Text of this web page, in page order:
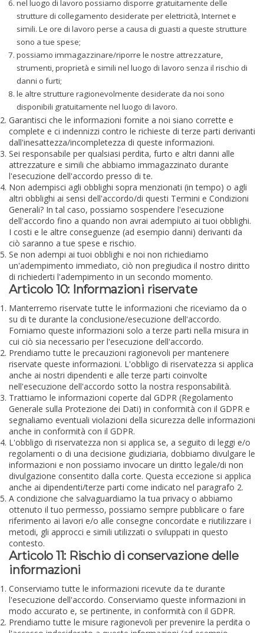
nel luogo di lavoro possiamo disporre gratuitamente delle
strutture di collegamento desiderate per elettricità, Internet e
simili. Le ore di lavoro perse a causa di guasti a queste strutture
sono a tue spese;
possiamo immagazzinare/riporre le nostre attrezzature,
strumenti, proprietà e simili nel luogo di lavoro senza il rischio di
danni o furti;
le altre strutture ragionevolmente desiderate da noi sono
disponibili gratuitamente nel luogo di lavoro.
Garantisci che le informazioni fornite a noi siano corrette e
complete e ci indennizzi contro le richieste di terze parti derivanti
dall'inesattezza/incompletezza di queste informazioni.
Sei responsabile per qualsiasi perdita, furto e altri danni alle
attrezzature e simili che abbiamo immagazzinato durante
l'esecuzione dell'accordo presso di te.
Non adempisci agli obblighi sopra menzionati (in tempo) o agli
altri obblighi ai sensi dell'accordo/di questi Termini e Condizioni
Generali? In tal caso, possiamo sospendere l'esecuzione
dell'accordo fino a quando non avrai adempiuto ai tuoi obblighi.
I costi e le altre conseguenze (ad esempio danni) derivanti da
ciò saranno a tue spese e rischio.
Se non adempi ai tuoi obblighi e noi non richiediamo
un'adempimento immediato, ciò non pregiudica il nostro diritto
di richiederti l'adempimento in un secondo momento.
Articolo 10: Informazioni riservate
Manterremo riservate tutte le informazioni che riceviamo da o
su di te durante la conclusione/esecuzione dell'accordo.
Forniamo queste informazioni solo a terze parti nella misura in
cui ciò sia necessario per l'esecuzione dell'accordo.
Prendiamo tutte le precauzioni ragionevoli per mantenere
riservate queste informazioni. L'obbligo di riservatezza si applica
anche ai nostri dipendenti e alle terze parti coinvolte
nell'esecuzione dell'accordo sotto la nostra responsabilità.
Trattiamo le informazioni coperte dal GDPR (Regolamento
Generale sulla Protezione dei Dati) in conformità con il GDPR e
segnaliamo eventuali violazioni della sicurezza delle informazioni
anche in conformità con il GDPR.
L'obbligo di riservatezza non si applica se, a seguito di leggi e/o
regolamenti o di una decisione giudiziaria, dobbiamo divulgare le
informazioni e non possiamo invocare un diritto legale/di non
divulgazione consentito dalla corte. Questa eccezione si applica
anche ai dipendenti/terze parti come indicato nel paragrafo 2.
A condizione che salvaguardiamo la tua privacy o abbiamo
ottenuto il tuo permesso, possiamo sempre pubblicare o fare
riferimento ai lavori e/o alle consegne concordate e riutilizzare i
metodi, gli approcci e simili utilizzati o sviluppati in questo
contesto.
Articolo 11: Rischio di conservazione delle
informazioni
Conserviamo tutte le informazioni ricevute da te durante
l'esecuzione dell'accordo. Conserviamo queste informazioni in
modo accurato e, se pertinente, in conformità con il GDPR.
Prendiamo tutte le misure ragionevoli per prevenire la perdita o